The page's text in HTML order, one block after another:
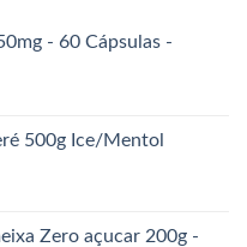
- 60 Cápsulas -
500g Ice/Mentol
Zero açucar 200g -